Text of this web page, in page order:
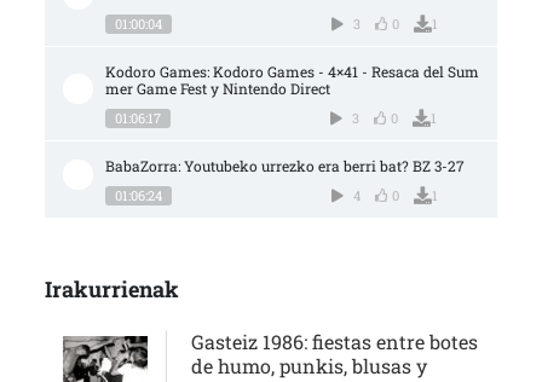
01:00:04 3 0 1
Kodoro Games: Kodoro Games - 4×41 - Resaca del Sum
mer Game Fest y Nintendo Direct
01:06:17 3 0 1
BabaZorra: Youtubeko urrezko era berri bat? BZ 3-27
01:06:24 4 0 1
Irakurrienak
Gasteiz 1986: fiestas entre botes
de humo, punkis, blusas y